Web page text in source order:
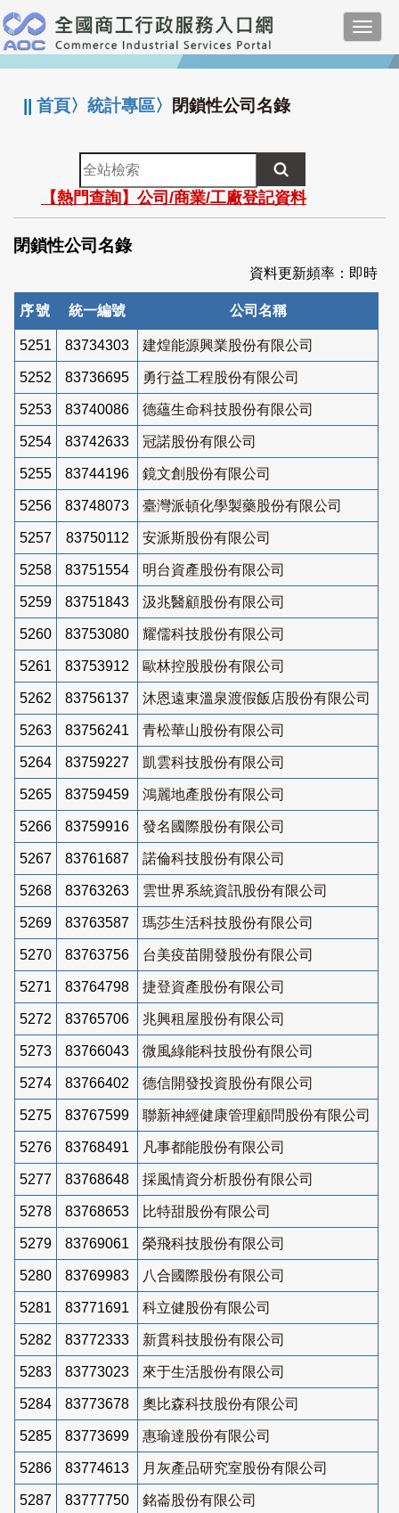
跳
到
主
要
:::
||首頁〉統計專區〉 閉鎖性公司名錄
全
站
檢
索
【熱門查詢】公司/商業/工廠登記資料
閉鎖性公司名錄
資料更新頻率：即時
序號 統一編號 公司名稱
5251 83734303 建煌能源興業股份有限公司
5252 83736695 勇行益工程股份有限公司
5253 83740086 德蘊生命科技股份有限公司
5254 83742633 冠諾股份有限公司
5255 83744196 鏡文創股份有限公司
5256 83748073 臺灣派頓化學製藥股份有限公司
5257 83750112 安派斯股份有限公司
5258 83751554 明台資產股份有限公司
5259 83751843 汲兆醫顧股份有限公司
5260 83753080 耀儒科技股份有限公司
5261 83753912 歐林控股股份有限公司
5262 83756137 沐恩遠東溫泉渡假飯店股份有限公司
5263 83756241 青松華山股份有限公司
5264 83759227 凱雲科技股份有限公司
5265 83759459 鴻麗地產股份有限公司
5266 83759916 發名國際股份有限公司
5267 83761687 諾倫科技股份有限公司
5268 83763263 雲世界系統資訊股份有限公司
5269 83763587 瑪莎生活科技股份有限公司
5270 83763756 台美疫苗開發股份有限公司
5271 83764798 捷登資產股份有限公司
5272 83765706 兆興租屋股份有限公司
5273 83766043 微風綠能科技股份有限公司
5274 83766402 德信開發投資股份有限公司
5275 83767599 聯新神經健康管理顧問股份有限公司
5276 83768491 凡事都能股份有限公司
5277 83768648 採風情資分析股份有限公司
5278 83768653 比特甜股份有限公司
5279 83769061 榮飛科技股份有限公司
5280 83769983 八合國際股份有限公司
5281 83771691 科立健股份有限公司
5282 83772333 新貫科技股份有限公司
5283 83773023 來于生活股份有限公司
5284 83773678 奧比森科技股份有限公司
5285 83773699 惠瑜達股份有限公司
5286 83774613 月灰產品研究室股份有限公司
5287 83777750 銘崙股份有限公司